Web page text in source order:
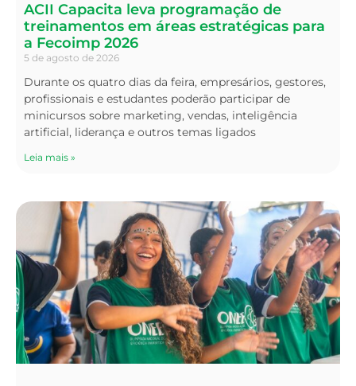
ACII Capacita leva programação de
treinamentos em áreas estratégicas para
a Fecoimp 2026
5 de agosto de 2026
Durante os quatro dias da feira, empresários, gestores,
profissionais e estudantes poderão participar de
minicursos sobre marketing, vendas, inteligência
artificial, liderança e outros temas ligados
Leia mais »